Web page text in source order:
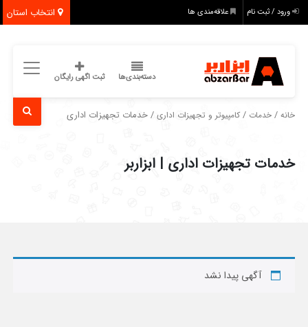
انتخاب استان ورود / ثبت نام علاقه‌مندی ها
دسته‌بندی‌ها ثبت اگهی رایگان
خانه /خدمات /کامپیوتر و تجهیزات اداری / خدمات تجهیزات اداری
خدمات تجهیزات اداری | ابزاربر
آگهی پیدا نشد